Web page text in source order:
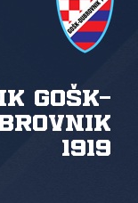
GOŠK-
1919